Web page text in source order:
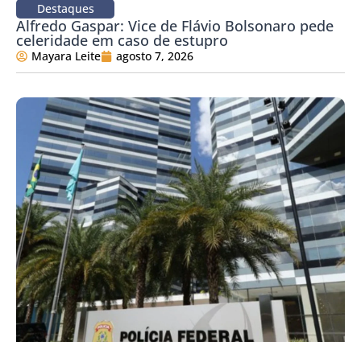
Destaques
Alfredo Gaspar: Vice de Flávio Bolsonaro pede
celeridade em caso de estupro
Mayara Leite agosto 7, 2026